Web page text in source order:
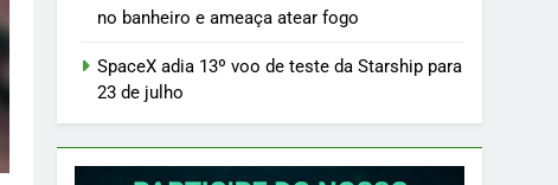
no banheiro e ameaça atear fogo
SpaceX adia 13º voo de teste da Starship para
23 de julho